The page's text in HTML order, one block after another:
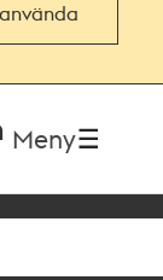
Meny